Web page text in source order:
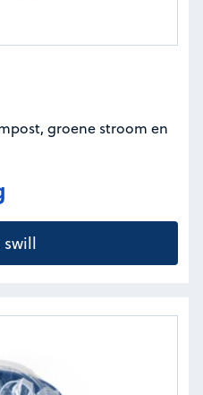
groene stroom en
swill